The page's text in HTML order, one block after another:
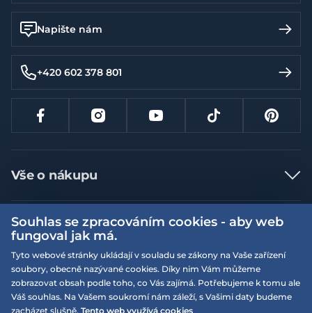
Napište nám
+420 602 378 801
Vše o nákupu
Jak nakupovat
Nejčastější dotazy
Doprava a platba
Vrácení a výměna zboží
Reklamace
Více informací
Obchodní podmínky
Podmínky EQS věrnostního klubu
On-line katalogy
Naše prodejny
EQS Rudná
Souhlas se zpracováním cookies - aby web
fungoval jak má.
Tyto webové stránky ukládají v souladu se zákony na Vaše zařízení
soubory, obecně nazývané cookies. Díky nim Vám můžeme
zobrazovat obsah podle toho, co Vás zajímá. Potřebujeme k tomu ale
Váš souhlas. Na Vašem soukromí nám záleží, s Vašimi daty budeme
zacházet slušně. Tento web využívá cookies